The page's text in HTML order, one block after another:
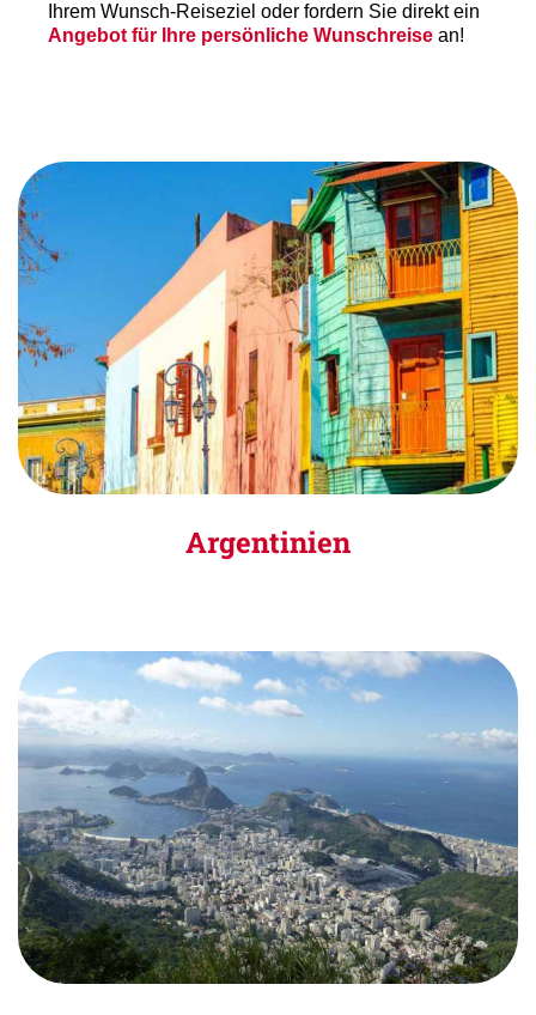
Ihrem Wunsch-Reiseziel oder fordern Sie direkt ein
Angebot für Ihre persönliche Wunschreise an!
Argentinien